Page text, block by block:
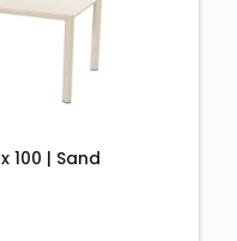
100 | Sand